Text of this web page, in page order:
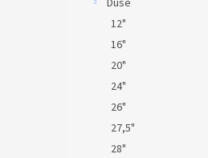
Duše
12"
16"
20"
24"
26"
27,5"
28"